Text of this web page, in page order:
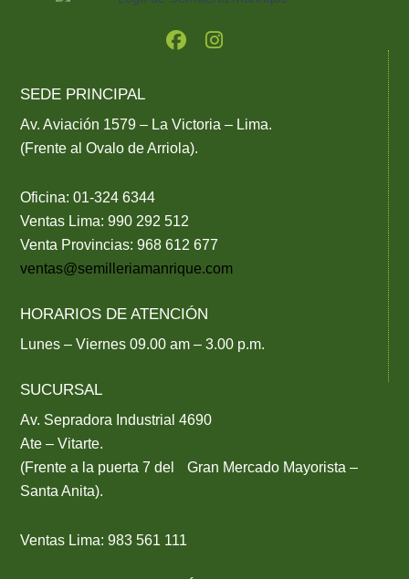
a
c
o
o
k
n
g
SEDE PRINCIPAL
Av. Aviación 1579 – La Victoria – Lima.
(Frente al Ovalo de Arriola).
Oficina: 01-324 6344
Ventas Lima: 990 292 512
Venta Provincias: 968 612 677
ventas@semilleriamanrique.com
HORARIOS DE ATENCIÓN
Lunes – Viernes 09.00 am – 3.00 p.m.
SUCURSAL
Av. Sepradora Industrial 4690
Ate – Vitarte.
(Frente a la puerta 7 del Gran Mercado Mayorista –
Santa Anita).
Ventas Lima: 983 561 111